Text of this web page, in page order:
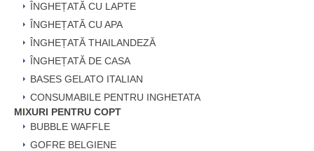
ÎNGHEȚATĂ CU LAPTE
ÎNGHEȚATĂ CU APA
ÎNGHEȚATĂ THAILANDEZĂ
ÎNGHEȚATĂ DE CASA
BASES GELATO ITALIAN
CONSUMABILE PENTRU INGHETATA
MIXURI PENTRU COPT
BUBBLE WAFFLE
GOFRE BELGIENE